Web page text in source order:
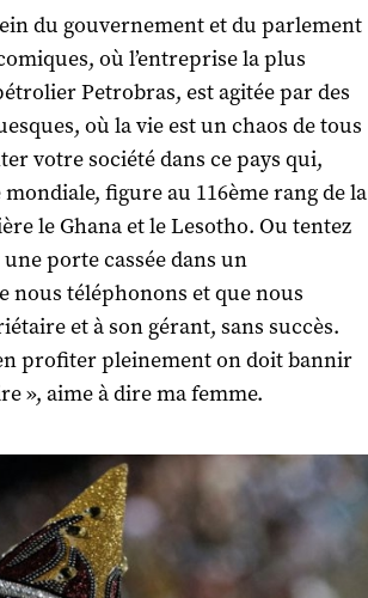
du gouvernement et du parlement
où l’entreprise la plus
Petrobras, est agitée par des
où la vie est un chaos de tous
votre société dans ce pays qui,
figure au 116ème rang de la
le Ghana et le Lesotho. Ou tentez
porte cassée dans un
nous téléphonons et que nous
et à son gérant, sans succès.
profiter pleinement on doit bannir
», aime à dire ma femme.